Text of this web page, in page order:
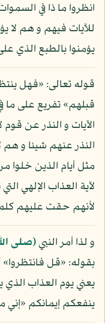
انظروا ما ذا في
للآيات فيهم و هم لا
يؤمنوا بالطبع الذي
قوله تعالى: «فهل
قبلهم» تفريع على ما
الآيات و النذر عن قوم
النذر عنهم شيئا و هم
مثل أيام الذين خلوا
لآية العذاب الإلهي
لأنهم حقت عليهم
و لذا أمر النبي(صلى
بقوله: «قل
يعني يوم العذاب
ينفعكم إيمانكم